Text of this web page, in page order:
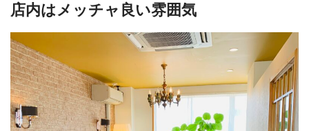
店内はメッチャ良い雰囲気